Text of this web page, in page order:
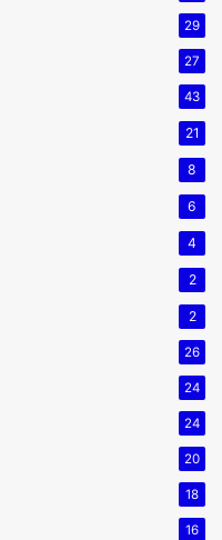
29
27
43
21
8
6
4
2
2
26
24
24
20
18
16